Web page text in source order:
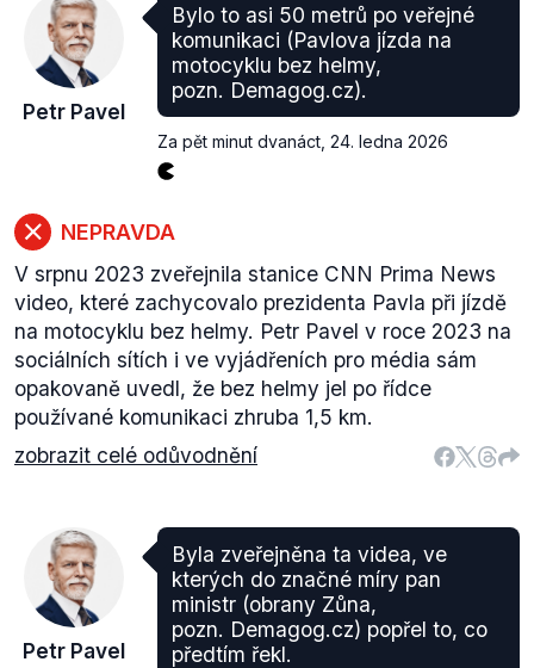
Petr Pavel
Bylo to asi 50 metrů po veřejné
komunikaci (Pavlova jízda na
motocyklu bez helmy,
pozn. Demagog.cz).
Za pět minut dvanáct 24. ledna 2026
NEPRAVDA
V srpnu 2023 zveřejnila stanice CNN Prima News
video, které zachycovalo prezidenta Pavla při jízdě
na motocyklu bez helmy. Petr Pavel v roce 2023 na
sociálních sítích i ve vyjádřeních pro média sám
opakovaně uvedl, že bez helmy jel po řídce
používané komunikaci zhruba 1,5 km.
zobrazit celé odůvodnění
Petr Pavel
Byla zveřejněna ta videa, ve
kterých do značné míry pan
ministr (obrany Zůna,
pozn. Demagog.cz) popřel to, co
předtím řekl.